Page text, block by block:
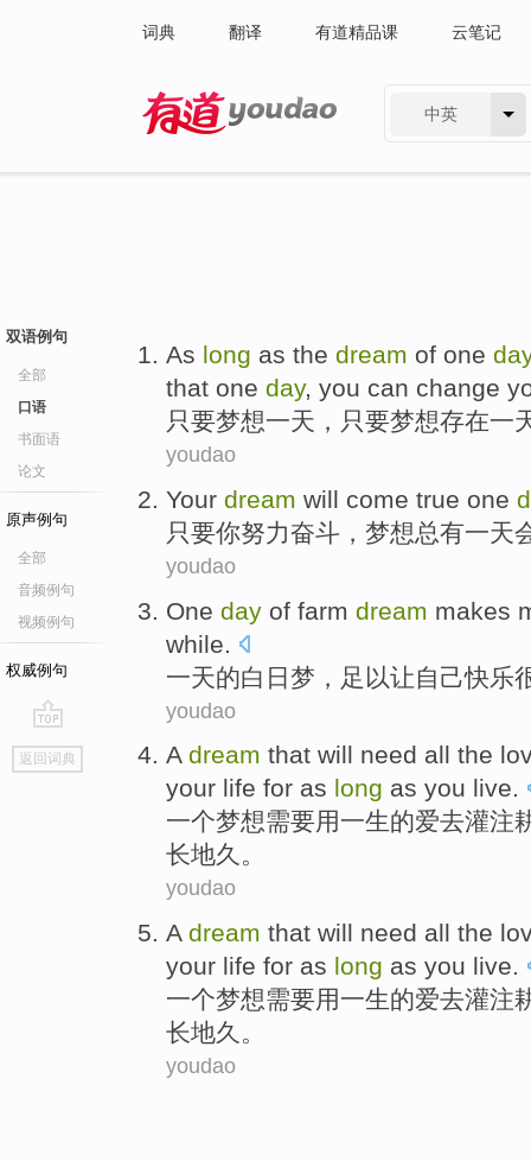
词典 翻译 有道精品课 云笔记
中英
双语例句
全部
口语
书面语
论文
原声例句
全部
音频例句
视频例句
权威例句
go
top
返回词典
As long as the dream of one day
that one day, you can change
只要梦想一天 ，只要梦想存在一
youdao
Your dream will come true one
只要你努力奋斗， 梦想总有一天
youdao
One day of farm dream makes
while
一天的白日梦 ， 足以让自己快乐
youdao
A dream that will need all the
your life for as long as you live.
一个梦想需要用一生的爱去灌注
长地久 。
youdao
A dream that will need all the
your life for as long as you live.
一个梦想需要用一生的爱去灌注
长地久 。
youdao